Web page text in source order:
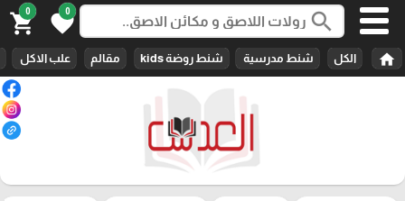
search
0
favorite
0
shopping_cart
home الكل شنط مدرسية شنط روضة kids مقالم علب الاكل